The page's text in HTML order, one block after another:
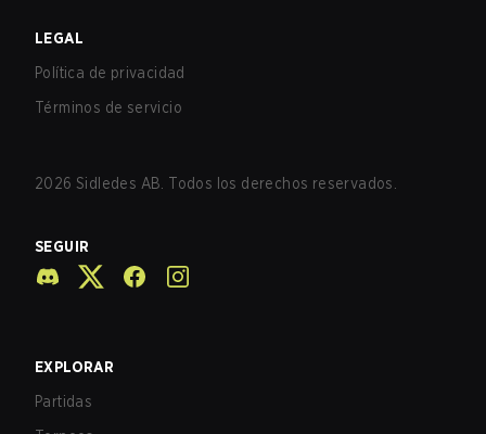
LEGAL
Política de privacidad
Términos de servicio
2026 Sidledes AB. Todos los derechos reservados.
SEGUIR
EXPLORAR
Partidas